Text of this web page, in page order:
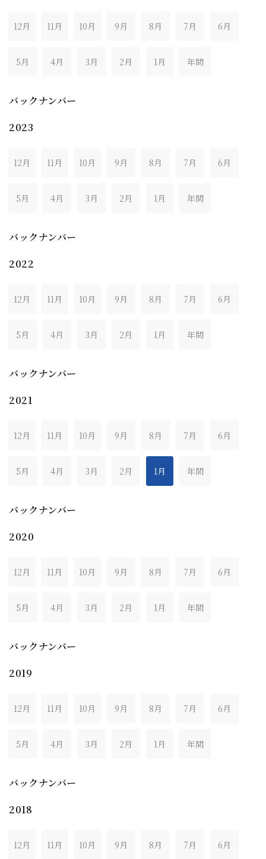
12月 11月 10月 9月 8月 7月 6月
5月 4月 3月 2月 1月 年間
バックナンバー
2023
12月 11月 10月 9月 8月 7月 6月
5月 4月 3月 2月 1月 年間
バックナンバー
2022
12月 11月 10月 9月 8月 7月 6月
5月 4月 3月 2月 1月 年間
バックナンバー
2021
12月 11月 10月 9月 8月 7月 6月
5月 4月 3月 2月 1月 年間
バックナンバー
2020
12月 11月 10月 9月 8月 7月 6月
5月 4月 3月 2月 1月 年間
バックナンバー
2019
12月 11月 10月 9月 8月 7月 6月
5月 4月 3月 2月 1月 年間
バックナンバー
2018
12月 11月 10月 9月 8月 7月 6月